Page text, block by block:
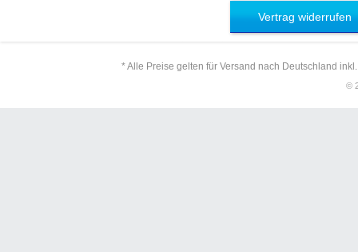
Vertrag widerrufen
* Alle Preise gelten für Versand nach Deutschland
©